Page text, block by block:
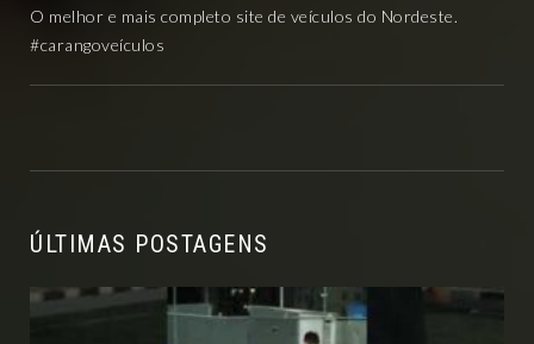
O melhor e mais completo site de veículos do Nordeste.
#carangoveículos
ÚLTIMAS POSTAGENS